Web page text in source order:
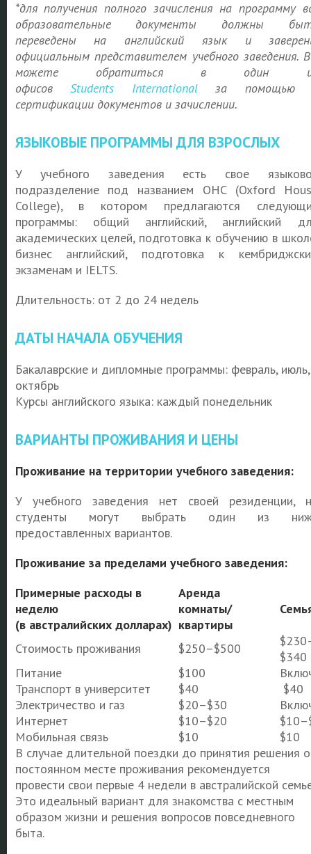
*для получения полного зачисления на программу
образовательные документы должны
переведены на английский язык и
официальным представителем учебного заведения.
можете обратиться в один
офисовStudents Internationalза помощью
сертификации документов и зачислении.
ЯЗЫКОВЫЕ ПРОГРАММЫ ДЛЯ ВЗРОСЛЫХ
У учебного заведения есть свое
подразделение под названием OHC (Oxford
College), в котором предлагаются
программы: общий английский, английский
академических целей, подготовка к обучению в
бизнес английский, подготовка к
экзаменам и IELTS.
Длительность: от 2 до 24 недель
ДАТЫ НАЧАЛА ОБУЧЕНИЯ
Бакалаврские и дипломные программы: февраль, июль,
октябрь
Курсы английского языка: каждый понедельник
ВАРИАНТЫ ПРОЖИВАНИЯ И ЦЕНЫ
Проживание на территории учебного заведения:
У учебного заведения нет своей резиденции,
студенты могут выбрать один из
предоставленных вариантов.
Проживание за пределами учебного заведения:
Примерные расходы в
неделю
(в австралийских долларах)
Аренда
комнаты/
квартиры
Стоимость проживания $250–$500
$340
Питание
$100
Транспорт в университет
$40
$40
Электричество и газ
$20–$30
Интернет
$10–$20
Мобильная связь
$10
$10
В случае длительной поездки до принятия решения о
постоянном месте проживания рекомендуется
провести свои первые 4 недели в австралийской
Это идеальный вариант для знакомства с местным
образом жизни и решения вопросов повседневного
быта.